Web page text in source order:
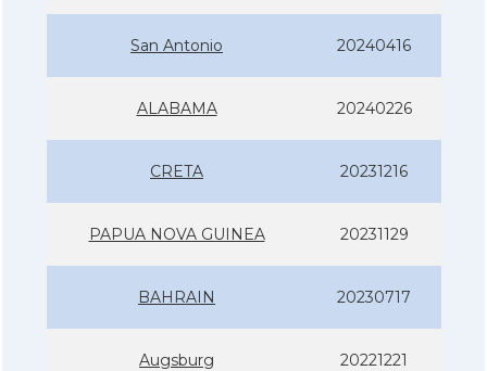
San Antonio 20240416
ALABAMA 20240226
CRETA 20231216
PAPUA NOVA GUINEA 20231129
BAHRAIN 20230717
Augsburg 20221221